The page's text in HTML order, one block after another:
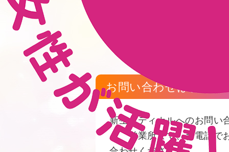
お問い合わせはお気軽
新生メディカルへのお問い
くの営業所まで、お電話で